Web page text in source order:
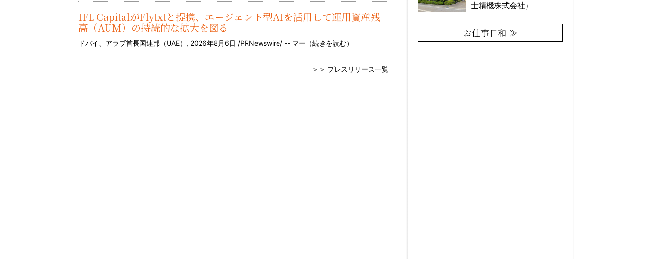
IFL CapitalがFlytxtと提携、エージェント型AIを活用して運用資産残
高（AUM）の持続的な拡大を図る
ドバイ、アラブ首長国連邦（UAE）, 2026年8月6日 /PRNewswire/ -- マー（続きを読む）
＞＞ プレスリリース一覧
士精機株式会社）
お仕事日和 ≫